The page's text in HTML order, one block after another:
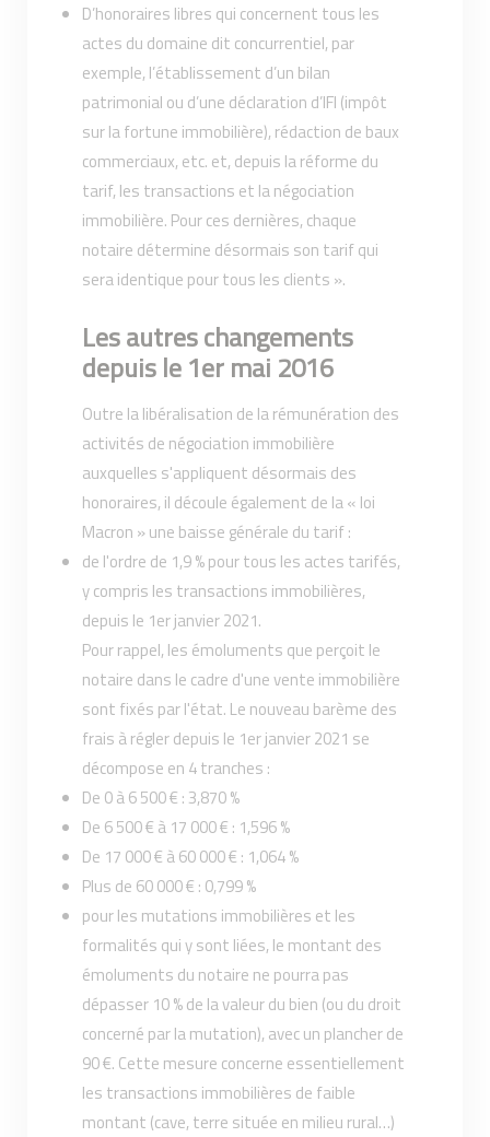
D’honoraires libres qui concernent tous les
actes du domaine dit concurrentiel, par
exemple, l’établissement d’un bilan
patrimonial ou d’une déclaration d’IFI (impôt
sur la fortune immobilière), rédaction de baux
commerciaux, etc. et, depuis la réforme du
tarif, les transactions et la négociation
immobilière. Pour ces dernières, chaque
notaire détermine désormais son tarif qui
sera identique pour tous les clients ».
Les autres changements
depuis le 1er mai 2016
Outre la libéralisation de la rémunération des
activités de négociation immobilière
auxquelles s'appliquent désormais des
honoraires, il découle également de la « loi
Macron » une baisse générale du tarif :
de l'ordre de 1,9 % pour tous les actes tarifés,
y compris les transactions immobilières,
depuis le 1er janvier 2021.
Pour rappel, les émoluments que perçoit le
notaire dans le cadre d'une vente immobilière
sont fixés par l'état. Le nouveau barème des
frais à régler depuis le 1er janvier 2021 se
décompose en 4 tranches :
De 0 à 6 500 € : 3,870 %
De 6 500 € à 17 000 € : 1,596 %
De 17 000 € à 60 000 € : 1,064 %
Plus de 60 000 € : 0,799 %
pour les mutations immobilières et les
formalités qui y sont liées, le montant des
émoluments du notaire ne pourra pas
dépasser 10 % de la valeur du bien (ou du droit
concerné par la mutation), avec un plancher de
90 €. Cette mesure concerne essentiellement
les transactions immobilières de faible
montant (cave, terre située en milieu rural…)